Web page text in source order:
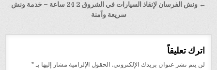
← ونش الفرسان لإنقاذ السيارات في الشروق 2 24 ساعة – خدمة ونش
سريعة وآمنة
اترك تعليقاً
لن يتم نشر عنوان بريدك الإلكتروني. الحقول الإلزامية مشار إليها بـ *